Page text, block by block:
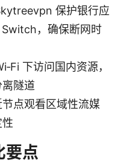
保护银行应
，确保断网时
下访问国内资源，
隧道
点观看区域性流媒
要点